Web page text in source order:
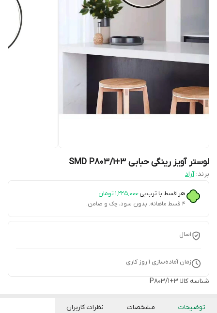
لوستر آویز رینگی حبابی SMD P803/1+3
برند: آراد
هر قسط با ترب‌پی:۱٬۲۲۵٬۰۰۰ تومان
۴ قسط ماهانه. بدون سود، چک و ضامن.
۱سال
زمان آماده‌سازی 1 روز کاری
شناسه کالا P803/1+3
توضیحات مشخصات نظرات کاربران